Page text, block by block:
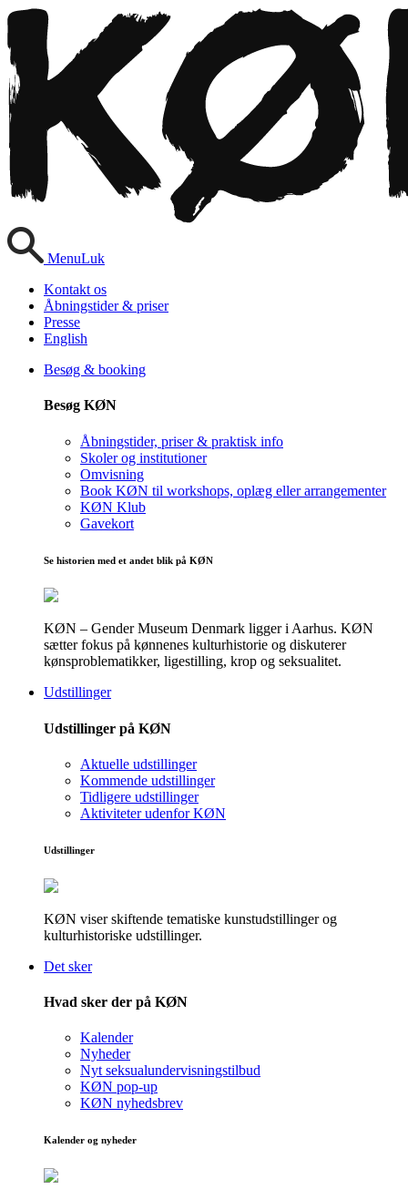
MenuLuk
Kontakt os
Åbningstider & priser
Presse
English
Besøg & booking
Besøg KØN
Åbningstider, priser & praktisk info
Skoler og institutioner
Omvisning
Book KØN til workshops, oplæg eller arrangementer
KØN Klub
Gavekort
Se historien med et andet blik på KØN
KØN – Gender Museum Denmark ligger i Aarhus. KØN
sætter fokus på kønnenes kulturhistorie og diskuterer
kønsproblematikker, ligestilling, krop og seksualitet.
Udstillinger
Udstillinger på KØN
Aktuelle udstillinger
Kommende udstillinger
Tidligere udstillinger
Aktiviteter udenfor KØN
Udstillinger
KØN viser skiftende tematiske kunstudstillinger og
kulturhistoriske udstillinger.
Det sker
Hvad sker der på KØN
Kalender
Nyheder
Nyt seksualundervisningstilbud
KØN pop-up
KØN nyhedsbrev
Kalender og nyheder